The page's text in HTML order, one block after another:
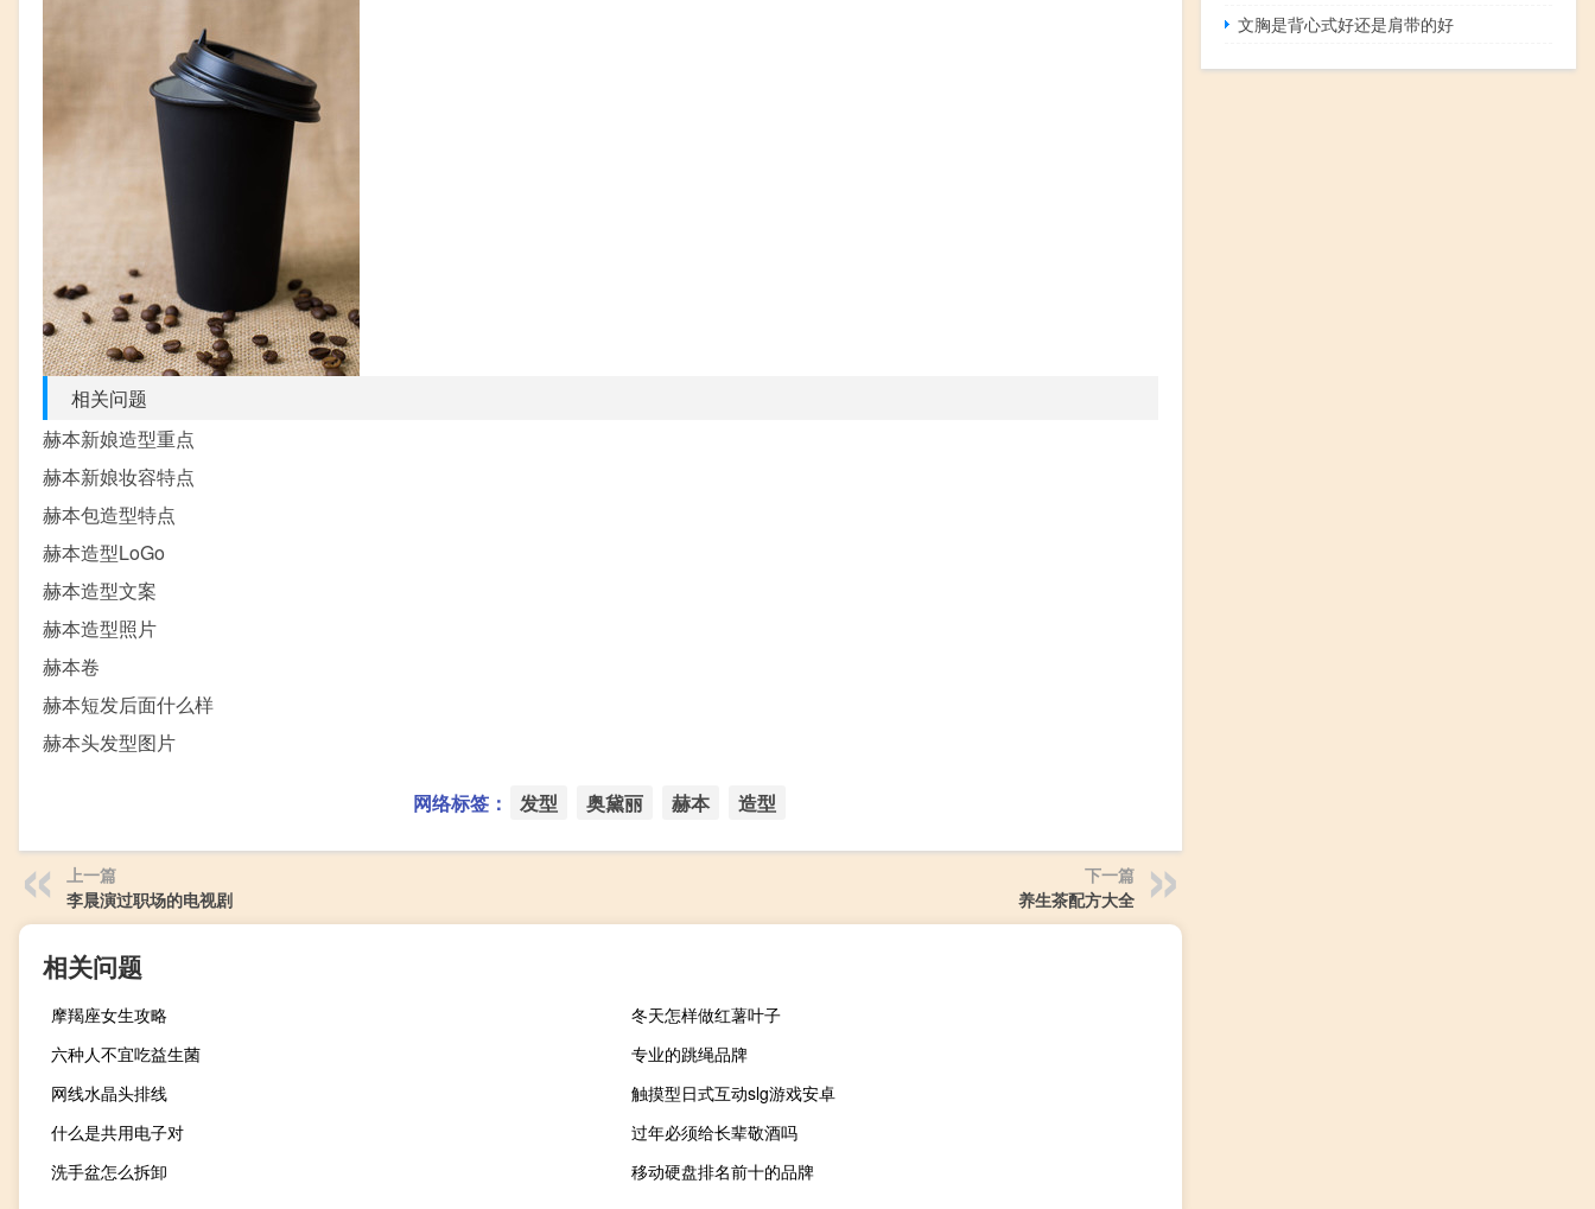
相关问题
赫本新娘造型重点
赫本新娘妆容特点
赫本包造型特点
赫本造型LoGo
赫本造型文案
赫本造型照片
赫本卷
赫本短发后面什么样
赫本头发型图片
网络标签： 发型 奥黛丽 赫本 造型
上一篇
李晨演过职场的电视剧
下一篇
养生茶配方大全
相关问题
摩羯座女生攻略
冬天怎样做红薯叶子
六种人不宜吃益生菌
专业的跳绳品牌
网线水晶头排线
触摸型日式互动slg游戏安卓
什么是共用电子对
过年必须给长辈敬酒吗
洗手盆怎么拆卸
移动硬盘排名前十的品牌
文胸是背心式好还是肩带的好